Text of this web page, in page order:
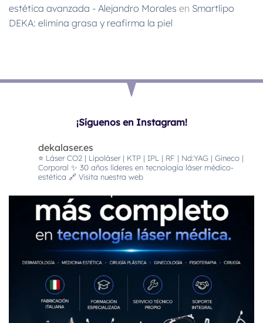
estética avanzada - Alejandro Morales en Smartlipo
DEKA: elimina grasa y reafirma la piel
¡Síguenos en Instagram!
dekalaser.es
⭐️ Láser CO2 | Lipoláser | KTP | IPL | RF | Nd:YAG | Gineco |
Corporal ✨ 30 años líderes en tecnología láser médico-
estética 🔗 Visita nuestra web